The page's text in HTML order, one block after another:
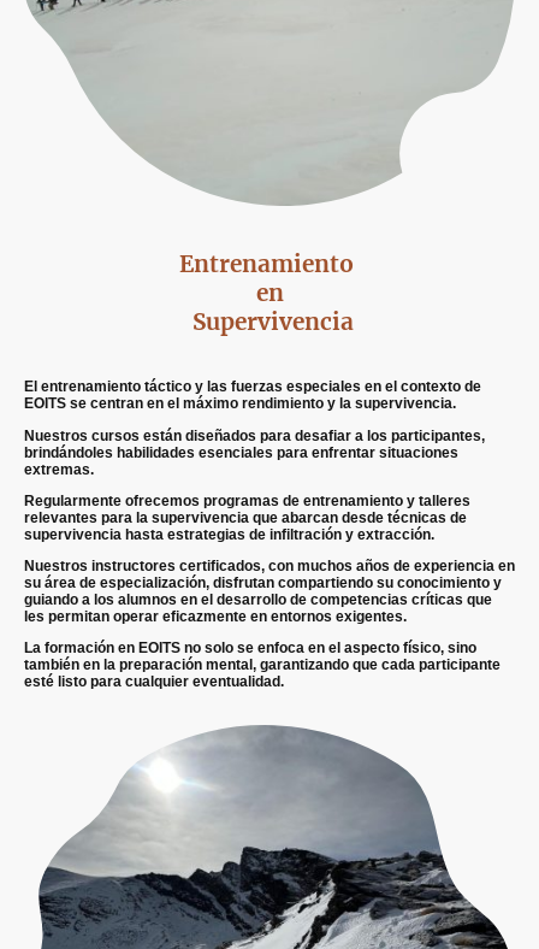
Entrenamiento
en
Supervivencia
El entrenamiento táctico y las fuerzas especiales en el contexto de
EOITS se centran en el máximo rendimiento y la supervivencia.
Nuestros cursos están diseñados para desafiar a los participantes,
brindándoles habilidades esenciales para enfrentar situaciones
extremas.
Regularmente ofrecemos programas de entrenamiento y talleres
relevantes para la supervivencia que abarcan desde técnicas de
supervivencia hasta estrategias de infiltración y extracción.
Nuestros instructores certificados, con muchos años de experiencia en
su área de especialización, disfrutan compartiendo su conocimiento y
guiando a los alumnos en el desarrollo de competencias críticas que
les permitan operar eficazmente en entornos exigentes.
La formación en EOITS no solo se enfoca en el aspecto físico, sino
también en la preparación mental, garantizando que cada participante
esté listo para cualquier eventualidad.